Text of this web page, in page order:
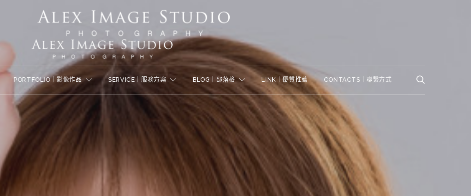
PORTFOLIO｜影像作品 SERVICE｜服務方案 BLOG｜部落格 LINK｜優質推薦 CONTACTS｜聯繫方式